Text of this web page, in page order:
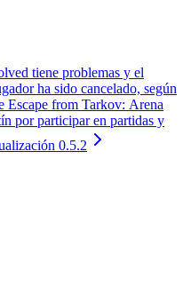
tiene problemas y el
ha sido cancelado, según
Escape from Tarkov: Arena
por participar en partidas y
0.5.2